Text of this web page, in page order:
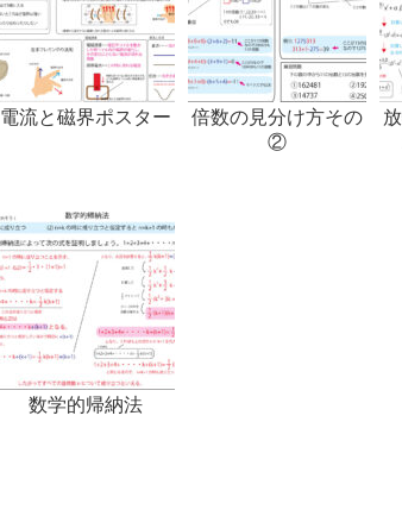
電流と磁界ポスター
倍数の見分け方その
②
数学的帰納法